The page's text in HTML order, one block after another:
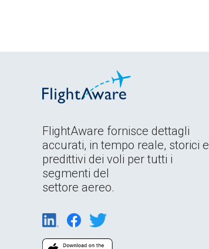
FlightAware fornisce dettagli
accurati, in tempo reale, storici e
predittivi dei voli per tutti i
segmenti del
settore aereo.